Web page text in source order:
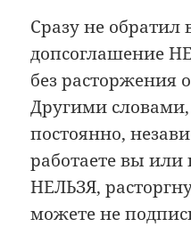
Сразу не обратил
допсоглашение
без расторжения
Другими
постоянно,
работаете вы или
НЕЛЬЗЯ,
можете не